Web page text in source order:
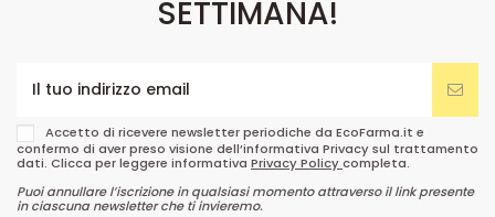
SETTIMANA!
Accetto di ricevere newsletter periodiche da EcoFarma.it e
confermo di aver preso visione dell’informativa Privacy sul trattamento
dati. Clicca per leggere informativa Privacy Policycompleta.
Puoi annullare l’iscrizione in qualsiasi momento attraverso il link presente
in ciascuna newsletter che ti invieremo.